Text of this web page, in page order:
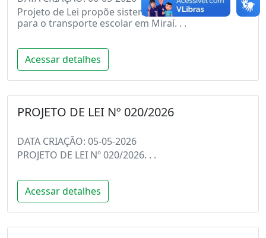
Projeto de Lei propõe sistema de rastreamento
para o transporte escolar em Miraí. . .
Acessar detalhes
PROJETO DE LEI Nº 020/2026
DATA CRIAÇÃO: 05-05-2026
PROJETO DE LEI Nº 020/2026. . .
Acessar detalhes